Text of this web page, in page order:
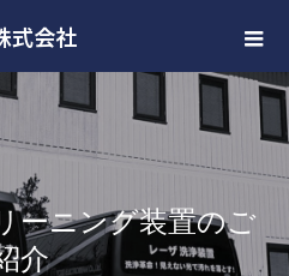
式会社
ーニング装置のご
介